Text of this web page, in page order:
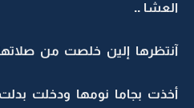
العشا ..
آنتظرها إلين خلصت من
أخذت بجاما نومها ودخلت